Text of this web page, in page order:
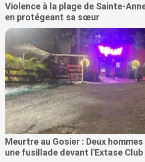
Violence à la plage de Sainte-
en protégeant sa sœur
Meurtre au Gosier : Deux
une fusillade devant l'Extase Club